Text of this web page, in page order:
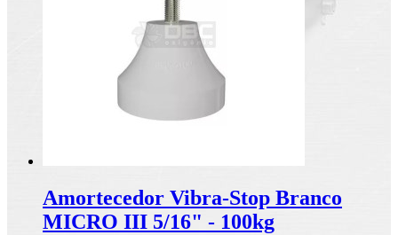
Amortecedor Vibra-Stop Branco
MICRO III 5/16" - 100kg